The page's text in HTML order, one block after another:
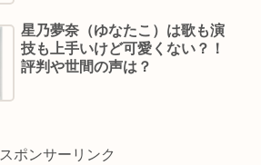
星乃夢奈（ゆなたこ）は歌も演
技も上手いけど可愛くない？！
評判や世間の声は？
スポンサーリンク